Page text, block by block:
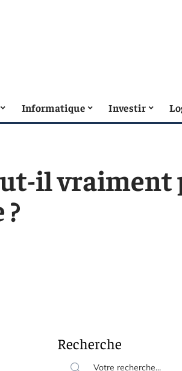
Informatique Investir
il vraiment
Recherche